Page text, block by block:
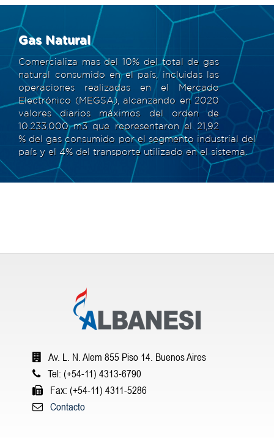
Gas Natural
Comercializa mas del 10% del total de gas
natural consumido en el país, incluidas las
operaciones realizadas en el Mercado
Electrónico (MEGSA), alcanzando en 2020
valores diarios máximos del orden de
10.233.000 m3 que representaron el 21,92
% del gas consumido por el segmento industrial del
país y el 4% del transporte utilizado en el sistema.
Av. L. N. Alem 855 Piso 14. Buenos Aires
Tel: (+54-11) 4313-6790
Fax: (+54-11) 4311-5286
Contacto